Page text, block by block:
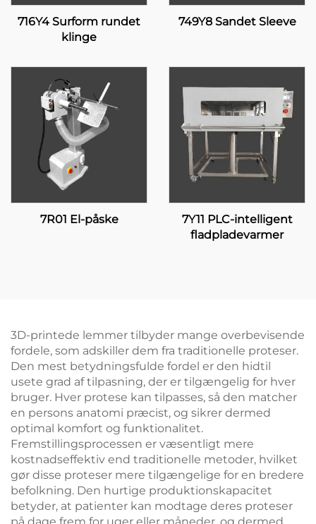
716Y4 Surform rundet
klinge
749Y8 Sandet Sleeve
7R01 El-påske
7Y11 PLC-intelligent
fladpladevarmer
3D-printede lemmer tilbyder mange overbevisende
fordele, som adskiller dem fra traditionelle proteser.
Den mest betydningsfulde fordel er den hidtil
usete grad af tilpasning, der er tilgængelig for hver
bruger. Hver protese kan tilpasses, så den matcher
en persons anatomi præcist, og sikrer dermed
optimal komfort og funktionalitet.
Fremstillingsprocessen er væsentligt mere
kostnadseffektiv end traditionelle metoder, hvilket
gør disse proteser mere tilgængelige for en bredere
befolkning. Den hurtige produktionskapacitet
betyder, at patienter kan modtage deres proteser